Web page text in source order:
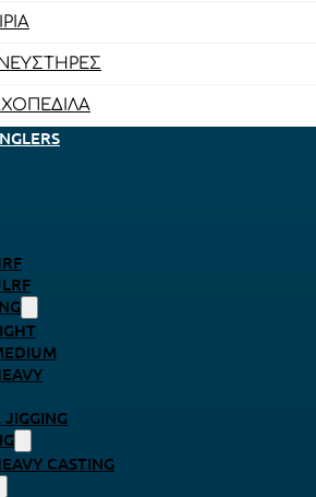
JIGGING
CASTING